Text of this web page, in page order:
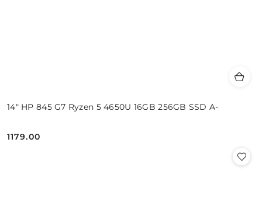
14" HP 845 G7 Ryzen 5 4650U 16GB 256GB SSD A-
Cena:
1179.00